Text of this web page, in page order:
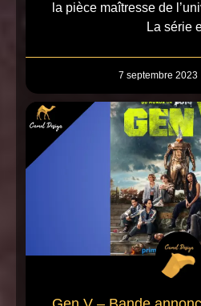
la pièce maîtresse de
La série
7 septembre 2023